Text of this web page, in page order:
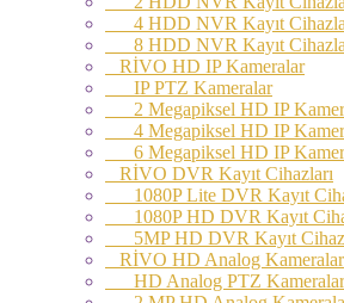
4 HDD NVR Kayıt
8 HDD NVR Kayıt
RİVO HD IP Kameralar
IP PTZ Kameralar
2 Megapiksel HD IP
4 Megapiksel HD IP
6 Megapiksel HD IP
RİVO DVR Kayıt Cihazları
1080P Lite DVR Kayıt
1080P HD DVR Kayıt
5MP HD DVR Kayıt
RİVO HD Analog Kameralar
HD Analog PTZ Kameralar